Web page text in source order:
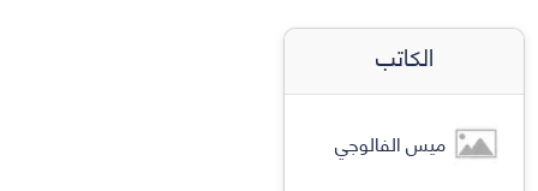
الكاتب
ميس الفالوجي